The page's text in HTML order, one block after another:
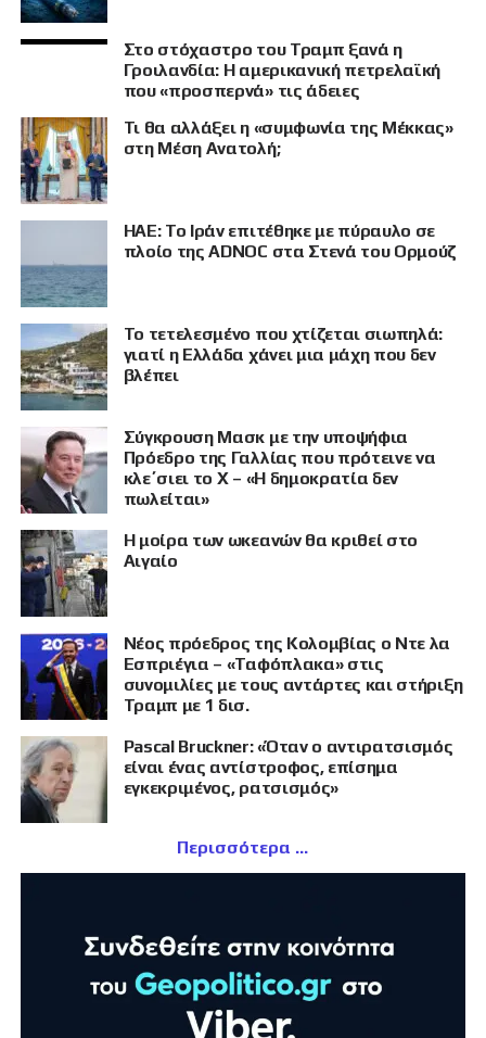
Στο στόχαστρο του Τραμπ ξανά η
Γροιλανδία: Η αμερικανική πετρελαϊκή
που «προσπερνά» τις άδειες
Τι θα αλλάξει η «συμφωνία της Μέκκας»
στη Μέση Ανατολή;
ΗΑΕ: Το Ιράν επιτέθηκε με πύραυλο σε
πλοίο της ADNOC στα Στενά του Ορμούζ
Το τετελεσμένο που χτίζεται σιωπηλά:
γιατί η Ελλάδα χάνει μια μάχη που δεν
βλέπει
Σύγκρουση Μασκ με την υποψήφια
Πρόεδρο της Γαλλίας που πρότεινε να
κλε΄σιει το X – «Η δημοκρατία δεν
πωλείται»
Η μοίρα των ωκεανών θα κριθεί στο
Αιγαίο
Νέος πρόεδρος της Κολομβίας ο Ντε λα
Εσπριέγια – «Ταφόπλακα» στις
συνομιλίες με τους αντάρτες και στήριξη
Τραμπ με 1 δισ.
Pascal Bruckner: «Όταν ο αντιρατσισμός
είναι ένας αντίστροφος, επίσημα
εγκεκριμένος, ρατσισμός»
Περισσότερα